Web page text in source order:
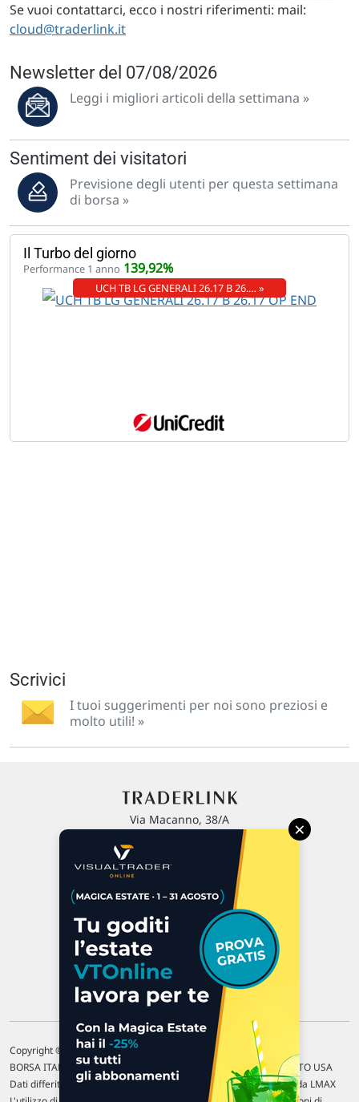
Se vuoi contattarci, ecco i nostri riferimenti: mail:
cloud@traderlink.it
Newsletter del 07/08/2026
Leggi i migliori articoli della settimana »
Sentiment dei visitatori
Previsione degli utenti per questa settimana
di borsa »
Il Turbo del giorno
Performance 1 anno 139,92%
UCH TB LG GENERALI 26.17 B 26.… »
Scrivici
I tuoi suggerimenti per noi sono preziosi e
molto utili! »
Via Macanno, 38/A
P.IVA 02 452 460 401
Chi siamo
Commenti e segnalazioni
Contattaci
Copyright © 1996-2026 Traderlink Italia s.r.l.
BORSA ITALIANA Quotazioni di borsa differite di 15 min. / MERCATO USA
Dati differiti di 15 min. (fonte Intrinio) / FOREX Quotazioni fornite da LMAX
×